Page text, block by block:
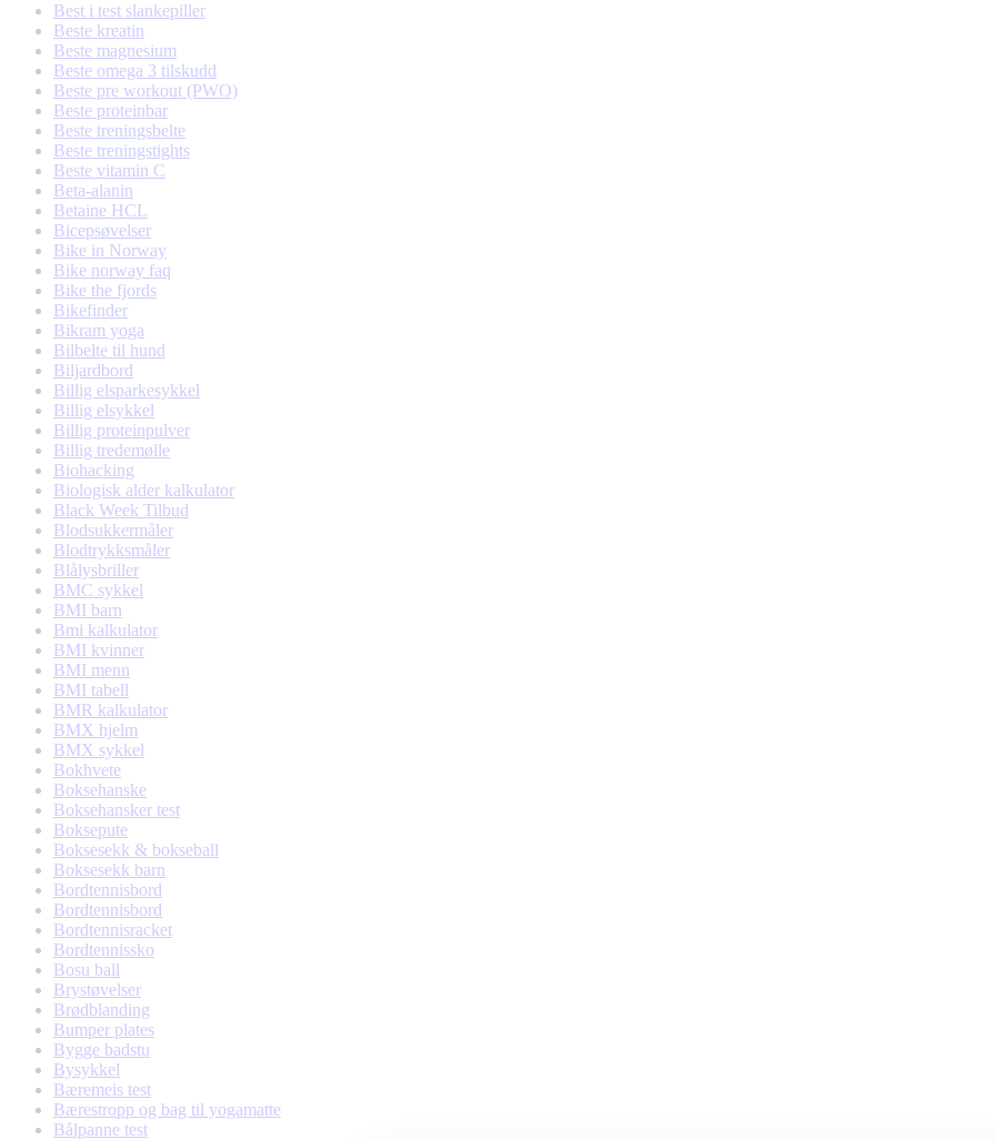
Best i test slankepiller
Beste kreatin
Beste magnesium
Beste omega 3 tilskudd
Beste pre workout (PWO)
Beste proteinbar
Beste treningsbelte
Beste treningstights
Beste vitamin C
Beta-alanin
Betaine HCL
Bicepsøvelser
Bike in Norway
Bike norway faq
Bike the fjords
Bikefinder
Bikram yoga
Bilbelte til hund
Biljardbord
Billig elsparkesykkel
Billig elsykkel
Billig proteinpulver
Billig tredemølle
Biohacking
Biologisk alder kalkulator
Black Week Tilbud
Blodsukkermåler
Blodtrykksmåler
Blålysbriller
BMC sykkel
BMI barn
Bmi kalkulator
BMI kvinner
BMI menn
BMI tabell
BMR kalkulator
BMX hjelm
BMX sykkel
Bokhvete
Boksehanske
Boksehansker test
Boksepute
Boksesekk & bokseball
Boksesekk barn
Bordtennisbord
Bordtennisbord
Bordtennisracket
Bordtennissko
Bosu ball
Brystøvelser
Brødblanding
Bumper plates
Bygge badstu
Bysykkel
Bæremeis test
Bærestropp og bag til yogamatte
Bålpanne test